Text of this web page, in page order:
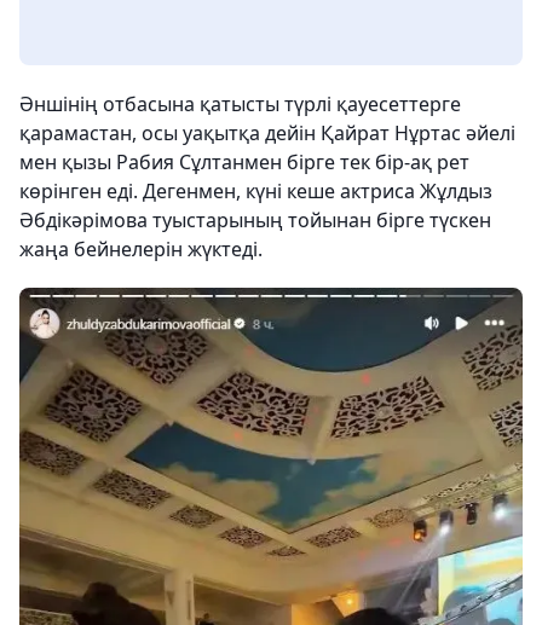
Әншінің отбасына қатысты түрлі қауесеттерге
қарамастан, осы уақытқа дейін Қайрат Нұртас әйелі
мен қызы Рабия Сұлтанмен бірге тек бір-ақ рет
көрінген еді. Дегенмен, күні кеше актриса Жұлдыз
Әбдікәрімова туыстарының тойынан бірге түскен
жаңа бейнелерін жүктеді.